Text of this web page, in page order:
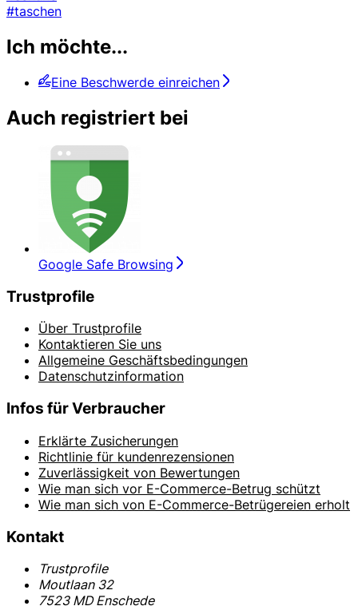
#taschen
Ich möchte...
Eine Beschwerde einreichen
Auch registriert bei
Google Safe Browsing
Trustprofile
Über Trustprofile
Kontaktieren Sie uns
Allgemeine Geschäftsbedingungen
Datenschutzinformation
Infos für Verbraucher
Erklärte Zusicherungen
Richtlinie für kundenrezensionen
Zuverlässigkeit von Bewertungen
Wie man sich vor E-Commerce-Betrug schützt
Wie man sich von E-Commerce-Betrügereien erholt
Kontakt
Trustprofile
Moutlaan 32
7523 MD Enschede